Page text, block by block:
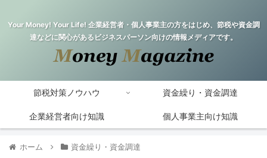
Your Money! Your Life! 企業経営者・個人事業主の方をはじめ、節税や資金調
達などに関心があるビジネスパーソン向けの情報メディアです。
節税対策ノウハウ 資金繰り・資金調達
企業経営者向け知識 個人事業主向け知識
ホーム 資金繰り・資金調達